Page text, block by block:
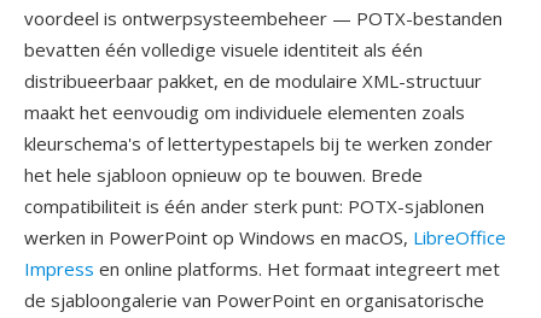
voordeel is ontwerpsysteembeheer — POTX-bestanden
bevatten één volledige visuele identiteit als één
distribueerbaar pakket, en de modulaire XML-structuur
maakt het eenvoudig om individuele elementen zoals
kleurschema's of lettertypestapels bij te werken zonder
het hele sjabloon opnieuw op te bouwen. Brede
compatibiliteit is één ander sterk punt: POTX-sjablonen
werken in PowerPoint op Windows en macOS, LibreOffice
Impress en online platforms. Het formaat integreert met
de sjabloongalerie van PowerPoint en organisatorische